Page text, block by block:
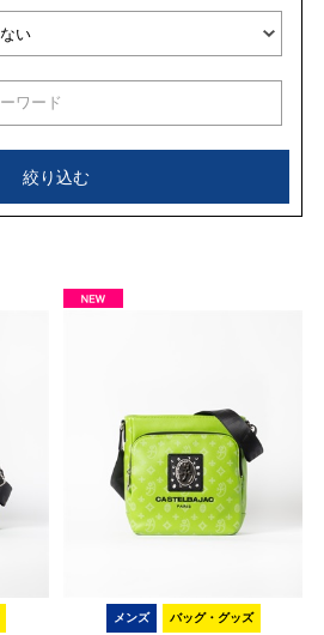
並び替える
絞り込む
メンズ バッグ・グッズ